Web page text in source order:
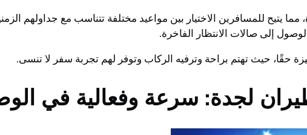
يتيح للمسافرين الاختيار بين مواعيد مختلفة تتناسب مع جداولهم
إلى صالات الانتظار الفاخرة.
حقًا، حيث تهتم براحة وترفيه الركاب وتوفر لهم تجربة سفر لا تنسى.
لجدة: سرعة وفعالية في